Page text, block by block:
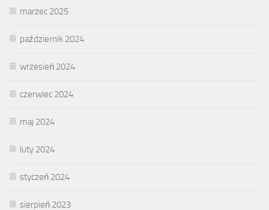
marzec 2025
październik 2024
wrzesień 2024
czerwiec 2024
maj 2024
luty 2024
styczeń 2024
sierpień 2023